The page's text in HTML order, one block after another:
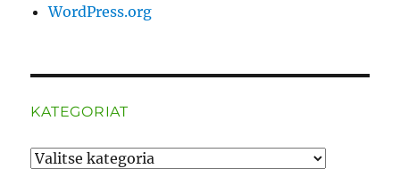
WordPress.org
KATEGORIAT
Kategoriat